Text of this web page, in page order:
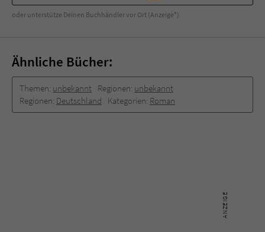
oder unterstütze Deinen Buchhändler vor Ort (Anzeige*)
Ähnliche Bücher:
Themen: unbekannt Regionen: unbekannt
Regionen: Deutschland Kategorien: Roman